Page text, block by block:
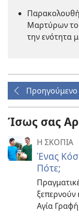
Μαρτύρων
την ενότητα
Προηγούμενο
Ίσως σας
Η ΣΚΟΠΙΑ
Ένας
Πότε;
Αγία